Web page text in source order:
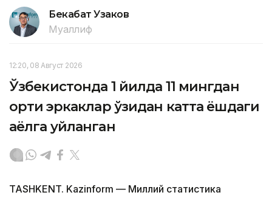
Бекабат Узаков
Муаллиф
12:20, 08 Август 2026
Ўзбекистонда 1 йилда 11 мингдан
ортиқ эркаклар ўзидан катта ёшдаги
аёлга уйланган
TASHKENT. Kazinform — Миллий статистика